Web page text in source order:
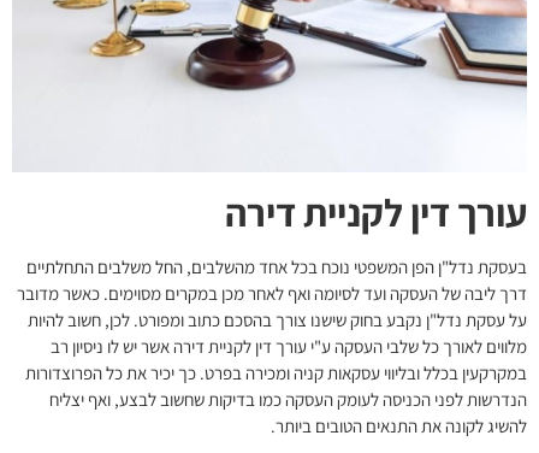
עורך דין לקניית דירה
בעסקת נדל"ן הפן המשפטי נוכח בכל אחד מהשלבים, החל משלבים התחלתיים
דרך ליבה של העסקה ועד לסיומה ואף לאחר מכן במקרים מסוימים. כאשר מדובר
על עסקת נדל"ן נקבע בחוק שישנו צורך בהסכם כתוב ומפורט. לכן, חשוב להיות
מלווים לאורך כל שלבי העסקה ע"י עורך דין לקניית דירה אשר יש לו ניסיון רב
במקרקעין בכלל ובליווי עסקאות קניה ומכירה בפרט. כך יכיר את כל הפרוצדורות
הנדרשות לפני הכניסה לעומק העסקה כמו בדיקות שחשוב לבצע, ואף יצליח
להשיג לקונה את התנאים הטובים ביותר.